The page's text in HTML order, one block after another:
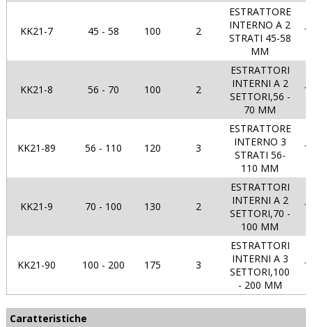
KK21-7 45 - 58 100 2
ESTRATTORE
INTERNO A 2
STRATI 45-58
MM
1
KK21-8 56 - 70 100 2
ESTRATTORI
INTERNI A 2
SETTORI,56 -
70 MM
1
KK21-89 56 - 110 120 3
ESTRATTORE
INTERNO 3
STRATI 56-
110 MM
1
KK21-9 70 - 100 130 2
ESTRATTORI
INTERNI A 2
SETTORI,70 -
100 MM
1
KK21-90 100 - 200 175 3
ESTRATTORI
INTERNI A 3
SETTORI,100
- 200 MM
1
Caratteristiche